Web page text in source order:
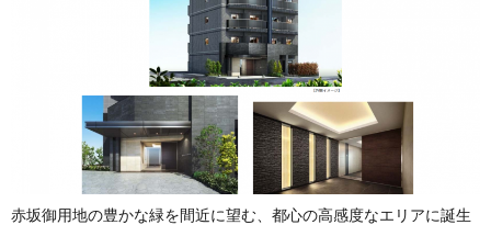
赤坂御用地の豊かな緑を間近に望む、都心の高感度なエリアに誕生